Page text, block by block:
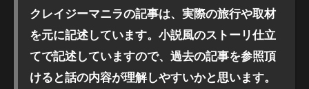
クレイジーマニラの記事は、実際の旅行や取材
を元に記述しています。小説風のストーリ仕立
てで記述していますので、過去の記事を参照頂
けると話の内容が理解しやすいかと思います。